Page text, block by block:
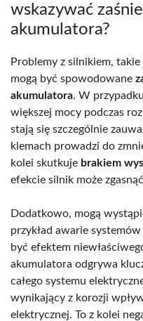
wskazywać
akumulatora?
Problemy z silnikiem, takie
mogą być spowodowane
akumulatora. W przypadku
większej mocy podczas
stają się szczególnie
klemach prowadzi do
kolei skutkuje brakiem
efekcie silnik może
Dodatkowo, mogą
przykład awarie
być efektem
akumulatora odgrywa
całego systemu
wynikający z korozji
elektrycznej. To z kolei